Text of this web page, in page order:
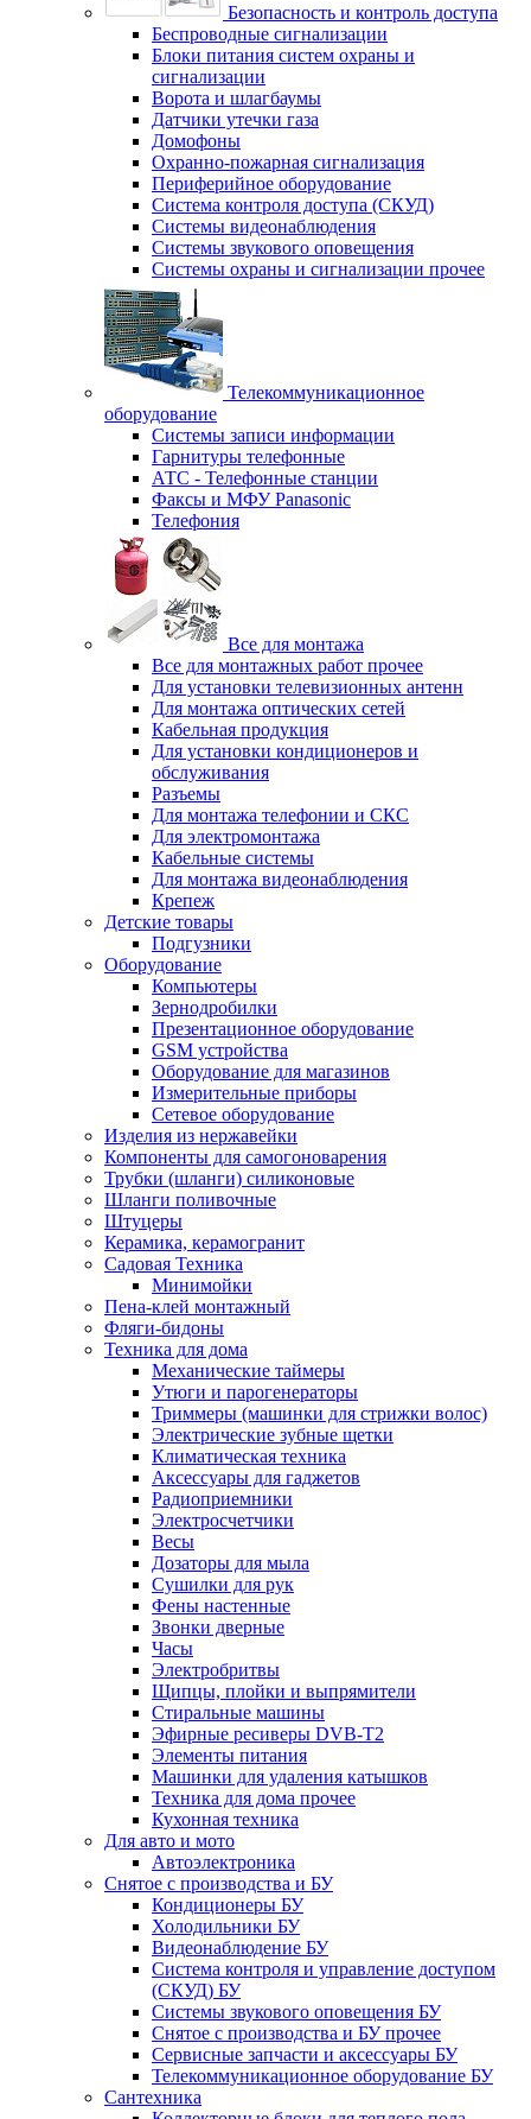
Безопасность и контроль доступа
Беспроводные сигнализации
Блоки питания систем охраны и
сигнализации
Ворота и шлагбаумы
Датчики утечки газа
Домофоны
Охранно-пожарная сигнализация
Периферийное оборудование
Система контроля доступа (СКУД)
Системы видеонаблюдения
Системы звукового оповещения
Системы охраны и сигнализации прочее
Телекоммуникационное
оборудование
Системы записи информации
Гарнитуры телефонные
АТС - Телефонные станции
Факсы и МФУ Panasonic
Телефония
Все для монтажа
Все для монтажных работ прочее
Для установки телевизионных антенн
Для монтажа оптических сетей
Кабельная продукция
Для установки кондиционеров и
обслуживания
Разъемы
Для монтажа телефонии и СКС
Для электромонтажа
Кабельные системы
Для монтажа видеонаблюдения
Крепеж
Детские товары
Подгузники
Оборудование
Компьютеры
Зернодробилки
Презентационное оборудование
GSM устройства
Оборудование для магазинов
Измерительные приборы
Сетевое оборудование
Изделия из нержавейки
Компоненты для самогоноварения
Трубки (шланги) силиконовые
Шланги поливочные
Штуцеры
Керамика, керамогранит
Садовая Техника
Минимойки
Пена-клей монтажный
Фляги-бидоны
Техника для дома
Механические таймеры
Утюги и парогенераторы
Триммеры (машинки для стрижки волос)
Электрические зубные щетки
Климатическая техника
Аксессуары для гаджетов
Радиоприемники
Электросчетчики
Весы
Дозаторы для мыла
Сушилки для рук
Фены настенные
Звонки дверные
Часы
Электробритвы
Щипцы, плойки и выпрямители
Стиральные машины
Эфирные ресиверы DVB-T2
Элементы питания
Машинки для удаления катышков
Техника для дома прочее
Кухонная техника
Для авто и мото
Автоэлектроника
Снятое с производства и БУ
Кондиционеры БУ
Холодильники БУ
Видеонаблюдение БУ
Система контроля и управление доступом
(СКУД) БУ
Системы звукового оповещения БУ
Снятое с производства и БУ прочее
Сервисные запчасти и аксессуары БУ
Телекоммуникационное оборудование БУ
Сантехника